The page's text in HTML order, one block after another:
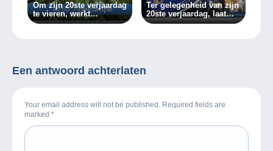
Om zijn 20ste verjaardag
te vieren, werkt
Delcampe samen met
Ter gelegenheid van zijn
20ste verjaardag, laat
Delcampe zijn leden de
Een antwoord achterlaten
Your email address will not be published. Required fields are
marked *